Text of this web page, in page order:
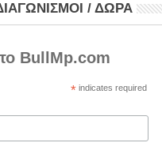
/ ΔΩΡΑ
BullMp.com
* indicates required